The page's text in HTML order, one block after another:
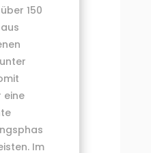
150
eine
Im